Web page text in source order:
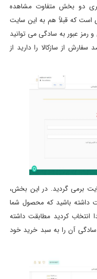
دو بخش متفاوت مشاهده
که قبلاً هم به این سایت
رمز عبور به سادگی می توانید
از سازکالا را دارید از
برمی گردید. در این بخش،
داشته باشید که محصول شما
انتخاب کردید مطابقت داشته
سادگی آن را به سبد خرید خود